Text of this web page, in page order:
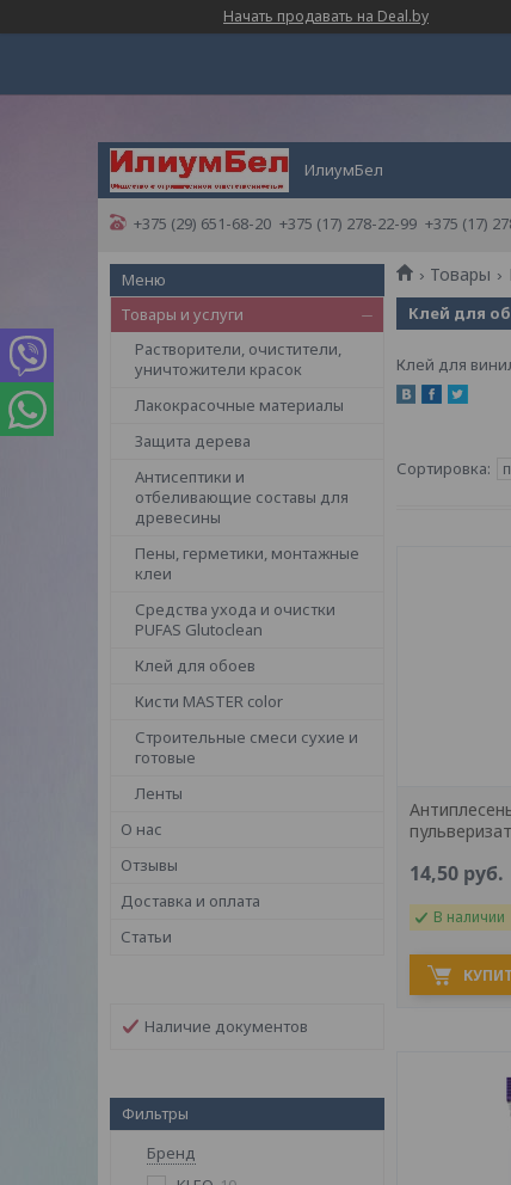
Начать продавать на Deal.by
ИлиумБел
+375 (29) 651-68-20 +375 (17) 278-22-99 +375 (17)
Товары и услуги
Растворители, очистители,
уничтожители красок
Лакокрасочные материалы
Защита дерева
Антисептики и
отбеливающие составы для
древесины
Пены, герметики, монтажные
клеи
Средства ухода и очистки
PUFAS Glutoclean
Клей для обоев
Кисти MASTER color
Строительные смеси сухие и
готовые
Ленты
О нас
Отзывы
Доставка и оплата
Статьи
Наличие документов
Фильтры
Бренд
Товары
Клей для
Клей для
14,50 руб.
В наличии